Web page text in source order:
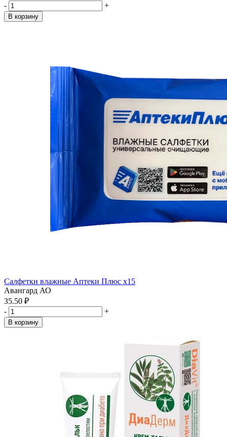
-
+
В корзину
Салфетки влажные Аптеки Плюс x15
Авангард АО
35.50 ₽
-
+
В корзину